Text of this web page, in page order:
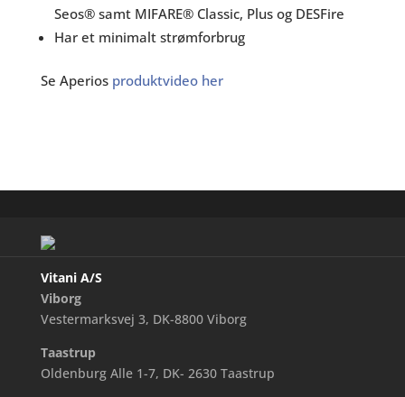
Seos® samt MIFARE® Classic, Plus og DESFire
Har et minimalt strømforbrug
Se Aperios produktvideo her
Vitani A/S
Viborg
Vestermarksvej 3, DK-8800 Viborg
Taastrup
Oldenburg Alle 1-7, DK- 2630 Taastrup